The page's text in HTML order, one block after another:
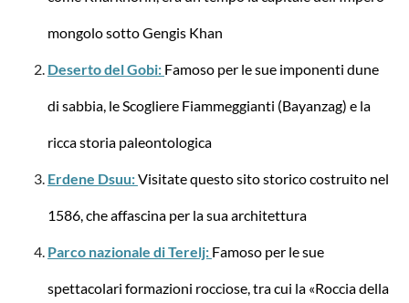
Travelite
litri
mongolo sotto Gengis Khan
Deserto del Gobi: Famoso per le sue imponenti dune
di sabbia, le Scogliere Fiammeggianti (Bayanzag) e la
ricca storia paleontologica
Erdene Dsuu:Visitate questo sito storico costruito nel
1586, che affascina per la sua architettura
Parco nazionale di Terelj: Famoso per le sue
spettacolari formazioni rocciose, tra cui la «Roccia della